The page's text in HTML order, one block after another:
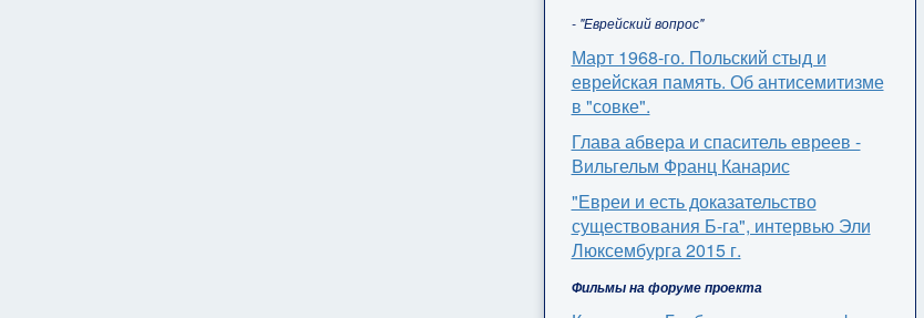
- "Еврейский вопрос"
Март 1968-го. Польский стыд и
еврейская память. Об антисемитизме
в "совке".
Глава абвера и спаситель евреев -
Вильгельм Франц Канарис
"Евреи и есть доказательство
существования Б-га", интервью Эли
Люксембурга 2015 г.
Фильмы на форуме проекта